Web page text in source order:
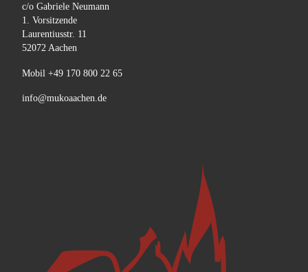
c/o Gabriele Neumann
1. Vorsitzende
Laurentiusstr. 11
52072 Aachen
Mobil +49 170 800 22 65
info@mukoaachen.de